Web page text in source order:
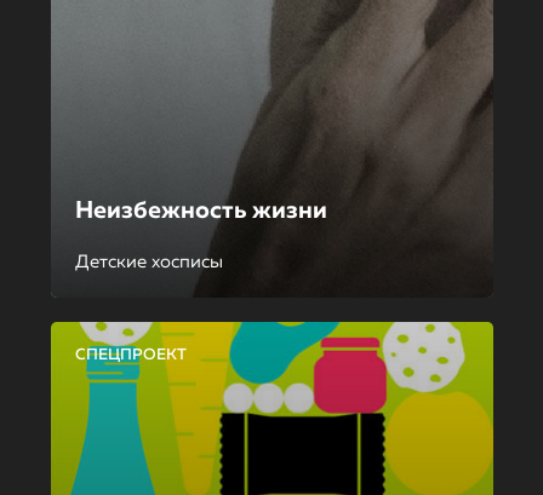
Неизбежность жизни
Детские хосписы
СПЕЦПРОЕКТ